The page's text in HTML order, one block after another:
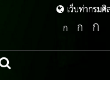
เว็บท่ากรม
เว็บท่ากรม
ก ก ก